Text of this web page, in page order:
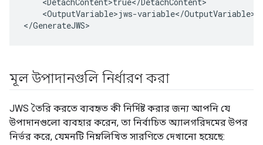
<OutputVariable>jws-variable</OutputVariable>
</GenerateJWS>
মূল উপাদানগুলি নির্ধারণ করা
JWS তৈরি করতে ব্যবহৃত কী নির্দিষ্ট করার জন্য আপনি যে
উপাদানগুলো ব্যবহার করেন, তা নির্বাচিত অ্যালগরিদমের উপর
নির্ভর করে, যেমনটি নিম্নলিখিত সারণিতে দেখানো হয়েছে: